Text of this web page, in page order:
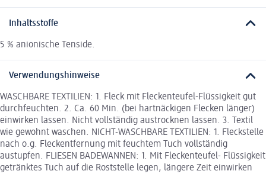
Inhaltsstoffe
5 % anionische Tenside.
Verwendungshinweise
WASCHBARE TEXTILIEN: 1. Fleck mit Fleckenteufel-Flüssigkeit gut
durchfeuchten. 2. Ca. 60 Min. (bei hartnäckigen Flecken länger)
einwirken lassen. Nicht vollständig austrocknen lassen. 3. Textil
wie gewohnt waschen. NICHT-WASCHBARE TEXTILIEN: 1. Fleckstelle
nach o.g. Fleckentfernung mit feuchtem Tuch vollständig
austupfen. FLIESEN BADEWANNEN: 1. Mit Fleckenteufel- Flüssigkeit
getränktes Tuch auf die Roststelle legen, längere Zeit einwirken